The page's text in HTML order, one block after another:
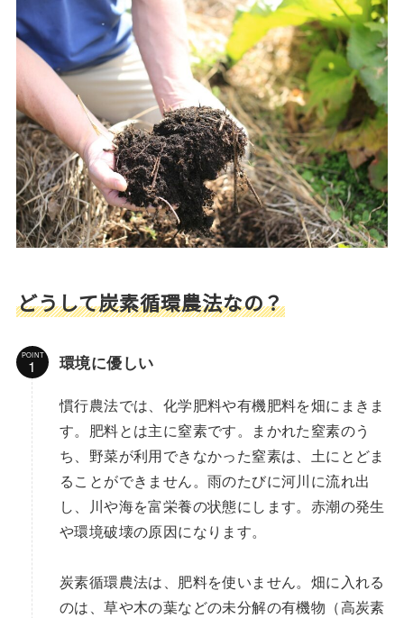
どうして炭素循環農法なの？
POINT 環境に優しい
慣行農法では、化学肥料や有機肥料を畑にまきま
す。肥料とは主に窒素です。まかれた窒素のう
ち、野菜が利用できなかった窒素は、土にとどま
ることができません。雨のたびに河川に流れ出
し、川や海を富栄養の状態にします。赤潮の発生
や環境破壊の原因になります。
炭素循環農法は、肥料を使いません。畑に入れる
のは、草や木の葉などの未分解の有機物（高炭素